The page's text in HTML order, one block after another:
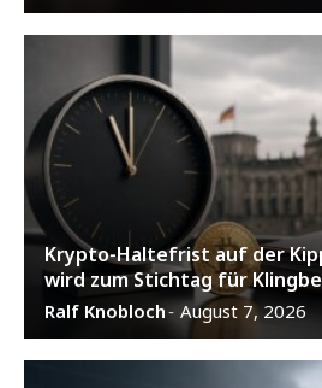
Krypto-Haltefrist auf der
wird zum Stichtag für
Ralf Knobloch- August 7, 2026